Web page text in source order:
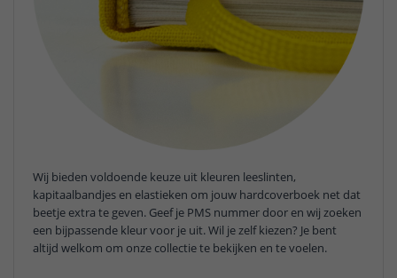
Wij bieden voldoende keuze uit kleuren leeslinten,
kapitaalbandjes en elastieken om jouw hardcoverboek net dat
beetje extra te geven. Geef je PMS nummer door en wij zoeken
een bijpassende kleur voor je uit. Wil je zelf kiezen? Je bent
altijd welkom om onze collectie te bekijken en te voelen.